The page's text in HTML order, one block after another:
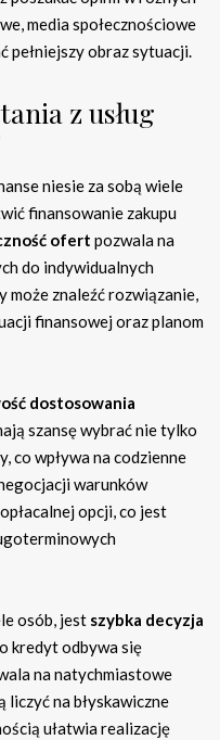
media społecznościowe
pełniejszy obraz sytuacji.
z usług
niesie za sobą wiele
finansowanie zakupu
ofert pozwala na
do indywidualnych
może znaleźć rozwiązanie,
finansowej oraz planom
dostosowania
szansę wybrać nie tylko
co wpływa na codzienne
warunków
opcji, co jest
osób, jest szybka decyzja
kredyt odbywa się
na natychmiastowe
liczyć na błyskawiczne
ułatwia realizację